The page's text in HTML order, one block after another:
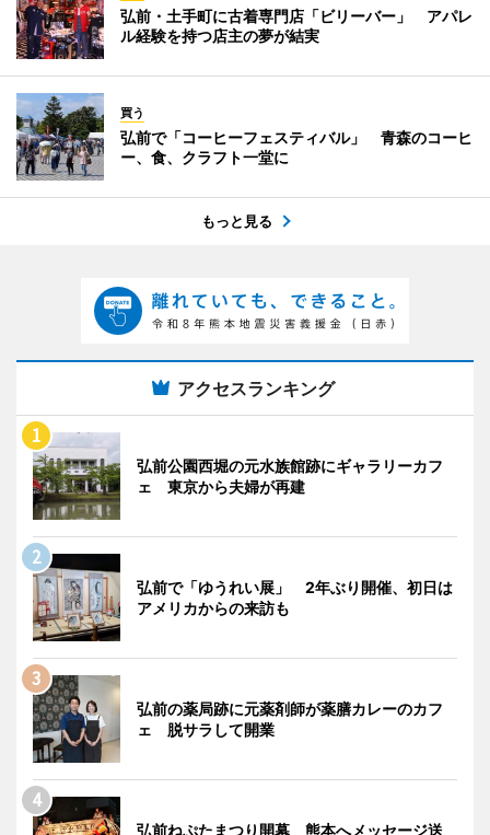
弘前・土手町に古着専門店「ビリーバー」 アパレ
ル経験を持つ店主の夢が結実
買う
弘前で「コーヒーフェスティバル」 青森のコーヒ
ー、食、クラフト一堂に
もっと見る
アクセスランキング
弘前公園西堀の元水族館跡にギャラリーカフ
ェ 東京から夫婦が再建
弘前で「ゆうれい展」 2年ぶり開催、初日は
アメリカからの来訪も
弘前の薬局跡に元薬剤師が薬膳カレーのカフ
ェ 脱サラして開業
弘前ねぷたまつり開幕 熊本へメッセージ送